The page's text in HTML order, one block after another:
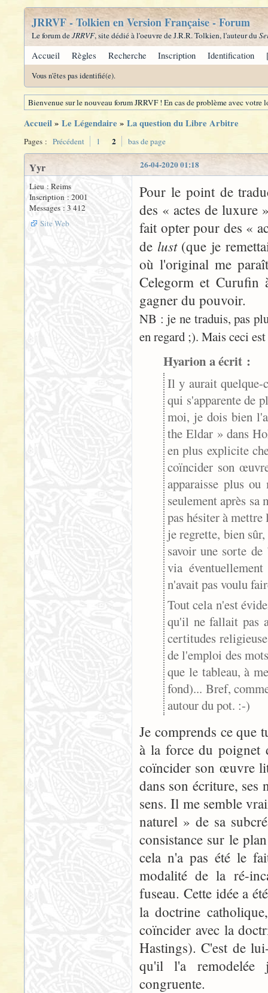
JRRVF - Tolkien en Version Française - Forum
Le forum deJRRVF, site dédié à l'oeuvre de J.R.R. Tolkien, l'auteur du
Accueil Règles Recherche Inscription Identification
Vous n'êtes pas identifié(e).
Bienvenue sur le nouveau forum JRRVF ! En cas de problème avec
Accueil» Le Légendaire » La question du Libre Arbitre
Pages : Précédent 1 2 bas de page
26-04-2020 01:18
Yyr
Lieu : Reims
Inscription : 2001
Messages : 3 412
Site Web
Pour le point de
des « actes de luxure
fait opter pour des «
de lust(que je
où l'original me
Celegorm et Curufin
gagner du pouvoir.
NB : je ne traduis, pas
en regard ;). Mais ceci
Hyarion a écrit :
Il y aurait quelque-
qui s'apparente de
moi, je dois bien
the Eldar » dans
en plus explicite
coïncider son
apparaisse plus
seulement après
pas hésiter à
je regrette, bien
savoir une sorte
via
n'avait pas voulu
Tout cela n'est
qu'il ne fallait pas
certitudes
de l'emploi des
que le tableau, à
fond)... Bref,
autour du pot. :-)
Je comprends ce que
à la force du
coïncider son œuvre
dans son écriture, ses
sens. Il me semble
naturel » de sa
consistance sur le
cela n'a pas été le
modalité de la ré-
fuseau. Cette idée a
la doctrine
coïncider avec la
Hastings). C'est de
qu'il l'a remodelée
congruente.